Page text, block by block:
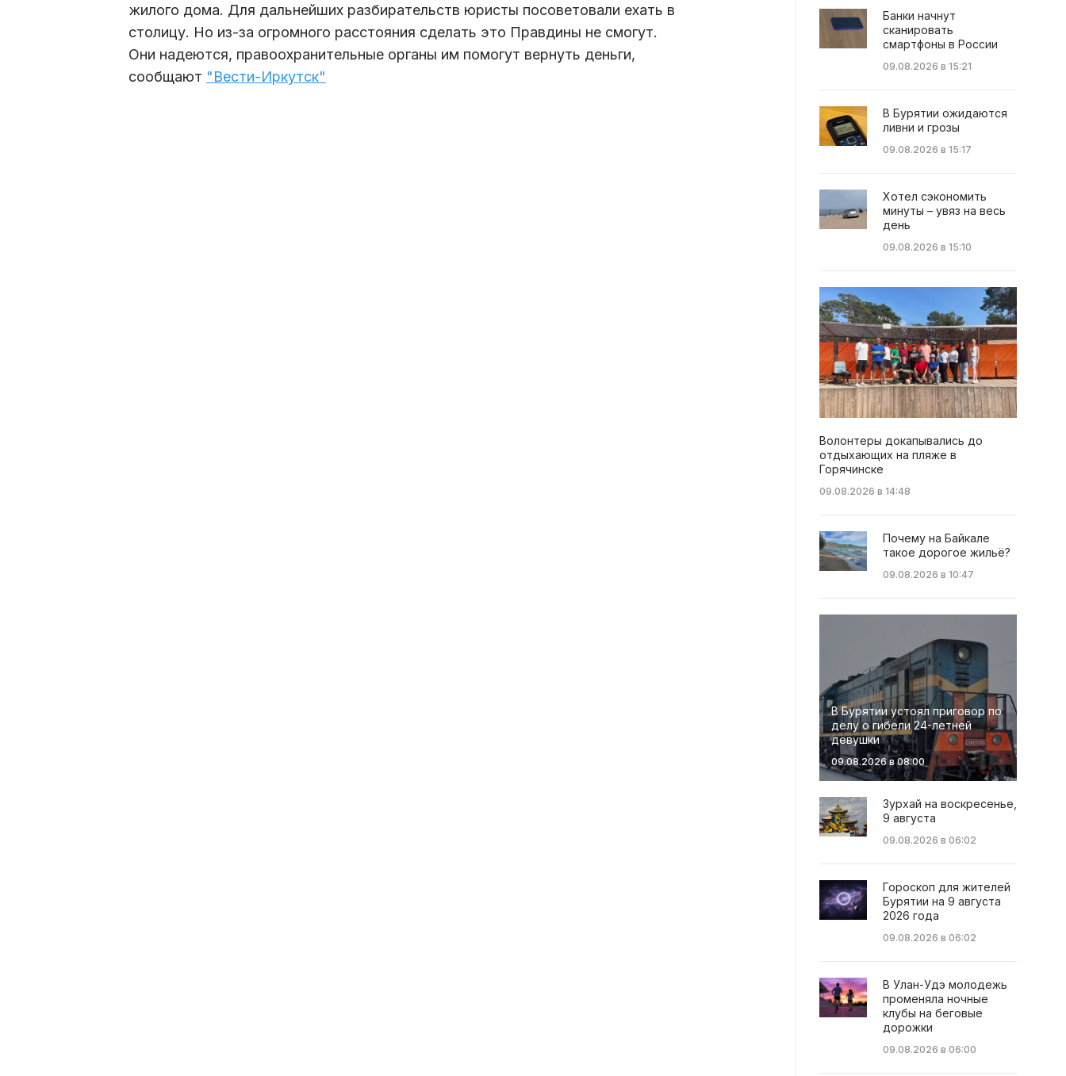
жилого дома. Для дальнейших разбирательств юристы посоветовали ехать в
столицу. Но из-за огромного расстояния сделать это Правдины не смогут.
Они надеются, правоохранительные органы им помогут вернуть деньги,
сообщают "Вести-Иркутск"
Банки начнут
сканировать
смартфоны в России
09.08.2026 в 15:21
В Бурятии ожидаются
ливни и грозы
09.08.2026 в 15:17
Хотел сэкономить
минуты – увяз на весь
день
09.08.2026 в 15:10
Волонтеры докапывались до
отдыхающих на пляже в
Горячинске
09.08.2026 в 14:48
Почему на Байкале
такое дорогое жильё?
09.08.2026 в 10:47
В Бурятии устоял приговор по
делу о гибели 24-летней
девушки
09.08.2026 в 08:00
Зурхай на воскресенье,
9 августа
09.08.2026 в 06:02
Гороскоп для жителей
Бурятии на 9 августа
2026 года
09.08.2026 в 06:02
В Улан-Удэ молодежь
променяла ночные
клубы на беговые
дорожки
09.08.2026 в 06:00